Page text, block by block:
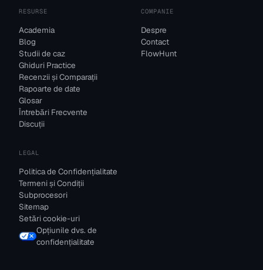
RESURSE
Academia
Blog
Studii de caz
Ghiduri Practice
Recenzii și Comparații
Rapoarte de date
Glosar
Întrebări Frecvente
Discuții
COMPANIE
Despre
Contact
FlowHunt
LEGAL
Politica de Confidențialitate
Termeni și Condiții
Subprocesori
Sitemap
Setări cookie-uri
Opțiunile dvs. de
confidențialitate